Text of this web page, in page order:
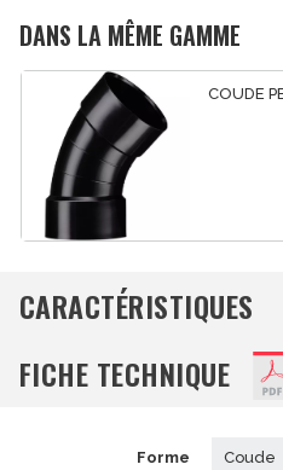
DANS LA MÊME GAMME
COUDE
CARACTÉRISTIQUES
FICHE TECHNIQUE
forme coude